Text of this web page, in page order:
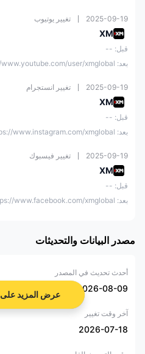
عرض المزيد على
2025-09-19 تغيير يوتيوب
XM
قبل: --
بعد: https://www.youtube.com/user/xmglobal
2025-09-19 تغيير انستجرام
XM
قبل: --
بعد: https://www.instagram.com/xmglobal/
2025-09-19 تغيير فيسبوك
XM
قبل: --
بعد: https://www.facebook.com/xmglobal
مصدر البيانات والتحديثات
أحدث تحديث في المصدر
2026-08-09
آخر وقت تغيير
2026-07-18